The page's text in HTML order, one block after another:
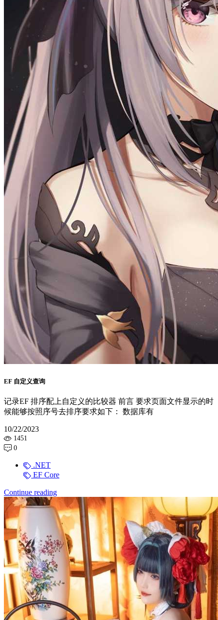
EF 自定义查询
记录EF 排序配上自定义的比较器 前言 要求页面文件显示的时
候能够按照序号去排序要求如下： 数据库有
10/22/2023
1451
0
.NET
EF Core
Continue reading